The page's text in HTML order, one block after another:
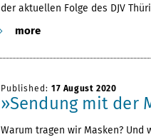
der aktuellen Folge des DJV
more
Published: 17 August 2020
»Sendung mit der
Warum tragen wir Masken? Und